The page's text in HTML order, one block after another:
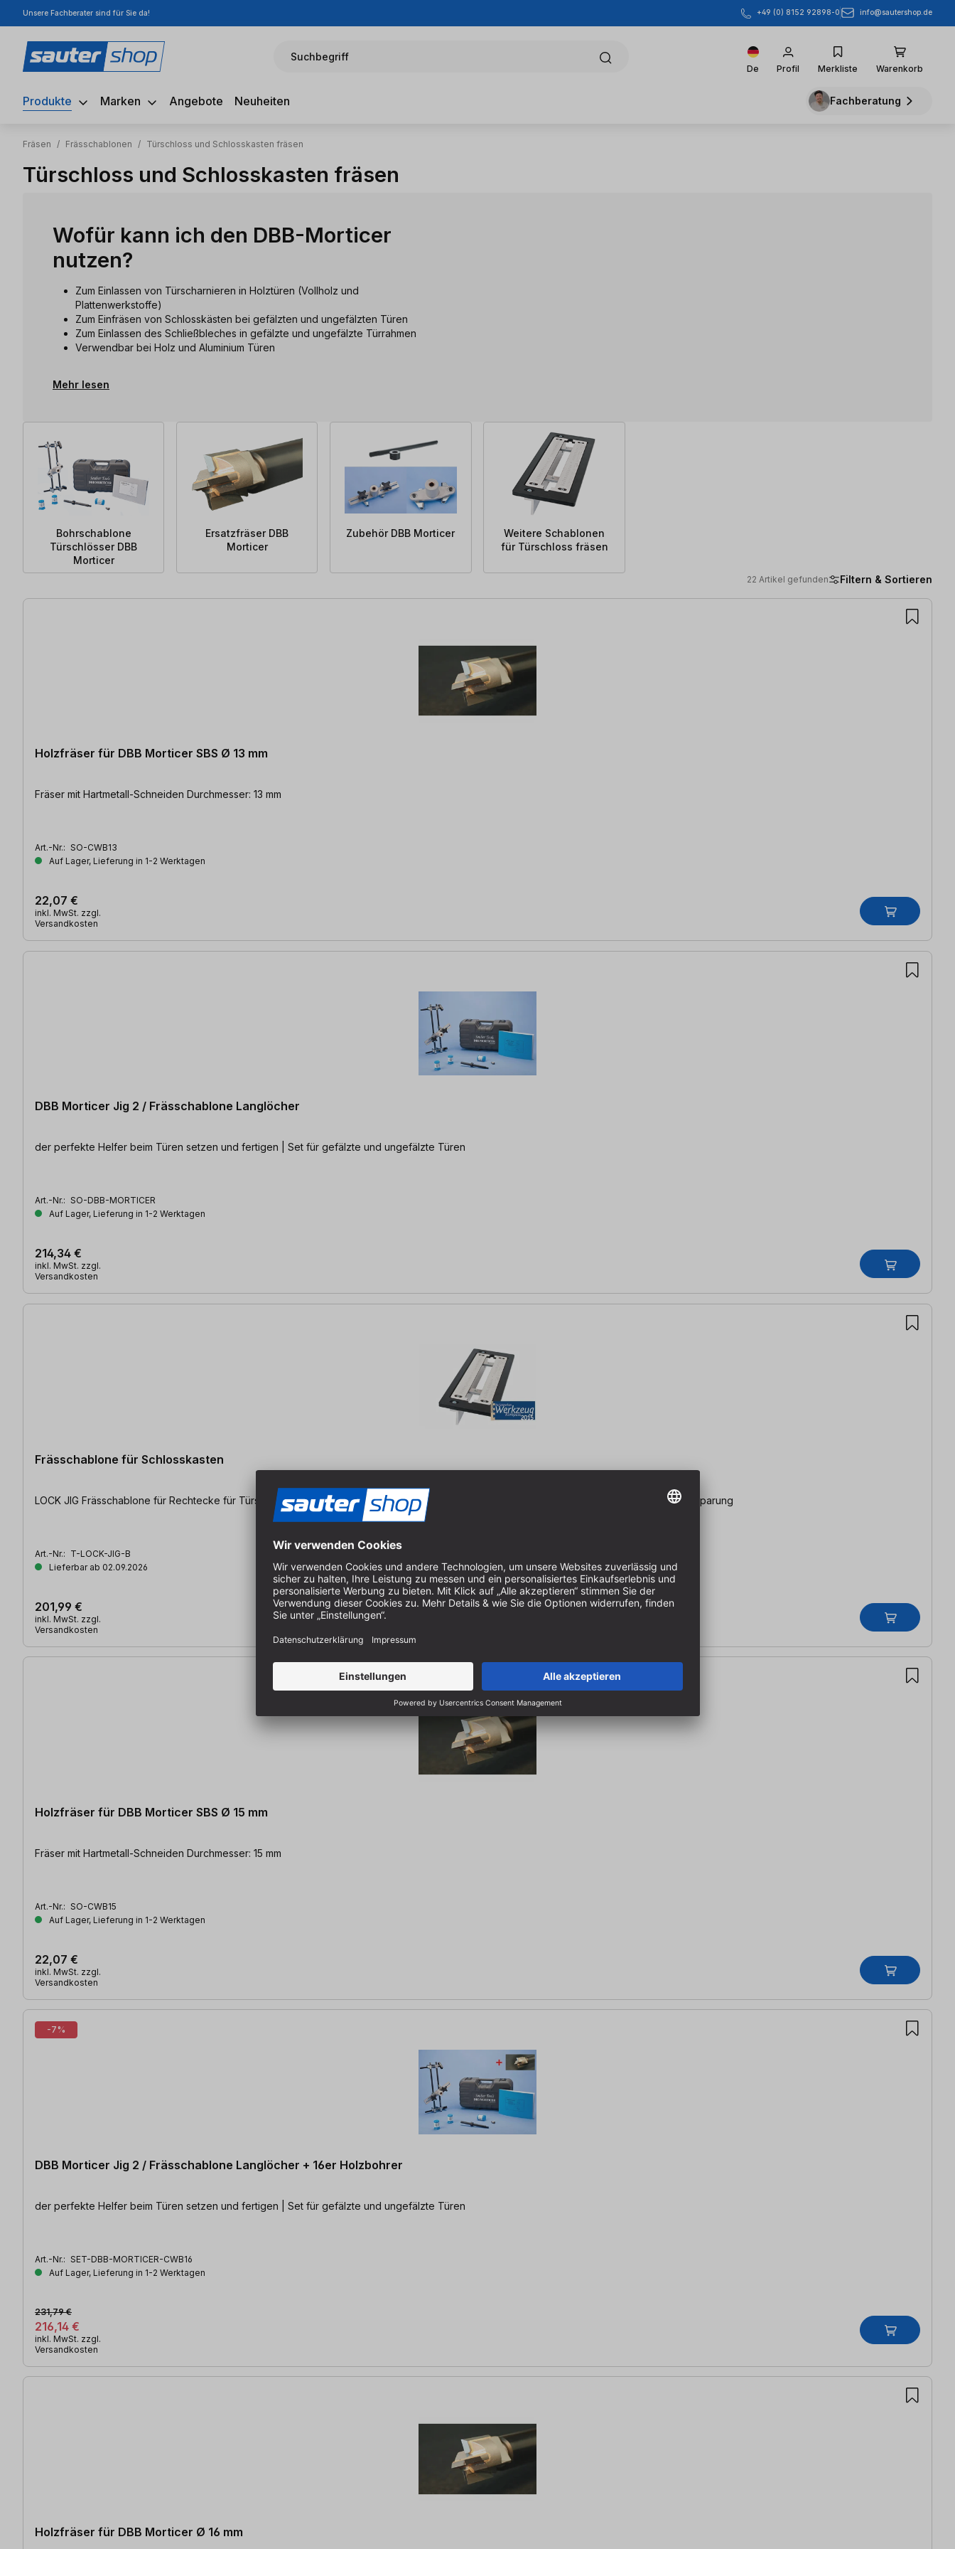
Hauptinhalt springen
Zur Suche springen
Zur Hauptnavigation springen
Unsere Fachberater sind für Sie da! +49 (0) 8152 92898-0 info@sautershop.de
Suchbegriff
De Profil Merkliste Warenkorb
Produkte Marken Angebote Neuheiten Fachberatung
Fräsen / Frässchablonen / Türschloss und Schlosskasten fräsen
Türschloss und Schlosskasten fräsen
Wofür kann ich den DBB-Morticer
nutzen?
Zum Einlassen von Türscharnieren in Holztüren (Vollholz und
Plattenwerkstoffe)
Zum Einfräsen von Schlosskästen bei gefälzten und ungefälzten Türen
Zum Einlassen des Schließbleches in gefälzte und ungefälzte Türrahmen
Verwendbar bei Holz und Aluminium Türen
Mehr lesen
Bohrschablone
Türschlösser DBB
Morticer
Ersatzfräser DBB
Morticer
Zubehör DBB Morticer
Weitere Schablonen
für Türschloss fräsen
22 Artikel gefunden Filtern & Sortieren
22 Artikel gefunden
Holzfräser für DBB Morticer SBS Ø 13 mm
Fräser mit Hartmetall-Schneiden Durchmesser: 13 mm
Art.-Nr.: SO-CWB13
Auf Lager, Lieferung in 1-2 Werktagen
22,07 €
inkl. MwSt. zzgl.
Versandkosten
DBB Morticer Jig 2 / Frässchablone Langlöcher
der perfekte Helfer beim Türen setzen und fertigen | Set für gefälzte und ungefälzte Türen
Art.-Nr.: SO-DBB-MORTICER
Auf Lager, Lieferung in 1-2 Werktagen
214,34 €
inkl. MwSt. zzgl.
Versandkosten
Frässchablone für Schlosskasten
LOCK JIG Frässchablone für Rechtecke für Türschlosskästen aller gängigen Größen einstellbar oder für jede andere Art an rechteckiger Aussparung
Art.-Nr.: T-LOCK-JIG-B
Lieferbar ab 02.09.2026
201,99 €
inkl. MwSt. zzgl.
Versandkosten
Holzfräser für DBB Morticer SBS Ø 15 mm
Fräser mit Hartmetall-Schneiden Durchmesser: 15 mm
Art.-Nr.: SO-CWB15
Auf Lager, Lieferung in 1-2 Werktagen
22,07 €
inkl. MwSt. zzgl.
Versandkosten
-7%
DBB Morticer Jig 2 / Frässchablone Langlöcher + 16er Holzbohrer
der perfekte Helfer beim Türen setzen und fertigen | Set für gefälzte und ungefälzte Türen
Art.-Nr.: SET-DBB-MORTICER-CWB16
Auf Lager, Lieferung in 1-2 Werktagen
216,14 €
231,79 €
inkl. MwSt. zzgl.
Versandkosten
Holzfräser für DBB Morticer Ø 16 mm